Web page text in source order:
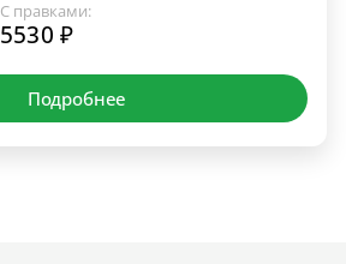
С правками:
5530 ₽
Подробнее